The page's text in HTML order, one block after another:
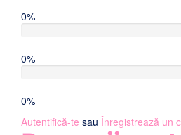
0%
0%
0%
Autentifică-te sau Înregistrează un